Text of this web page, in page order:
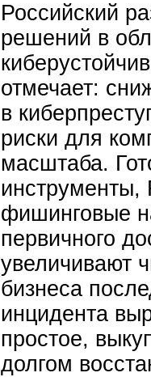
Российский
решений в
отмечает:
в
риски для
масштаба.
фишинговые
первичного
увеличивают
бизнеса
инцидента
простое,
долгом